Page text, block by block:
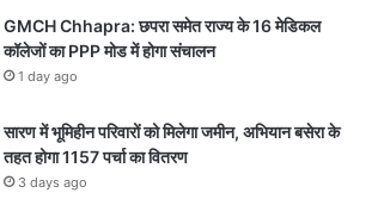
GMCH Chhapra: छपरा समेत राज्य के 16 मेडिकल
कॉलेजों का PPP मोड में होगा संचालन
1 day ago
सारण में भूमिहीन परिवारों को मिलेगा जमीन, अभियान बसेरा के
तहत होगा 1157 पर्चा का वितरण
3 days ago